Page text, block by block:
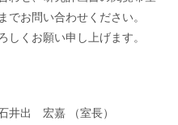
でお問い合わせください。
くお願い申し上げます。
井出 宏嘉 （室長）